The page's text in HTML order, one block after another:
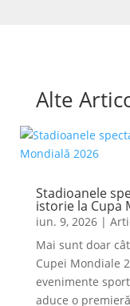
Alte
Stadioanele
istorie la Cupa
iun. 9, 2026|
Mai sunt doar
Cupei Mondiale
evenimente
aduce o